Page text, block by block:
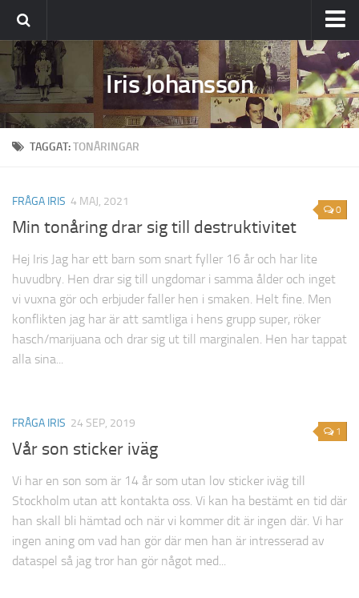
Ställ din fråga
Om Iris Iris Johansson
TAGGAT:TONÅRINGAR
0
FRÅGA IRIS 4 MAJ, 2021
Min tonåring drar sig till destruktivitet
Hej Iris Jag har ett barn som snart fyller 16 år och har lite
huvudbry. Hen drar sig till ungdomar i samma ålder och inget
vi vuxna gör och erbjuder faller hen i smaken. Helt fine. Men
konflikten jag har är att samtliga i hens grupp super, röker
hasch/marijuana och drar sig ut till marginalen. Hen har tappat
alla sina...
1
FRÅGA IRIS 24 SEP, 2019
Vår son sticker iväg
Vi har en son som är 14 år som utan lov sticker iväg till
Stockholm utan att kontakta oss. Vi kan ha bestämt en tid där
han skall bli hämtad och när vi kommer dit är ingen där. Vi har
ingen aning om vad han gör där men han är intresserad av
dataspel så jag tror han gör något med...